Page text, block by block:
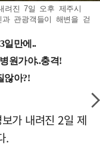
려진 7일 오후 제주시
관광객들이 해변을 걷
가 내려진 2일 제
.